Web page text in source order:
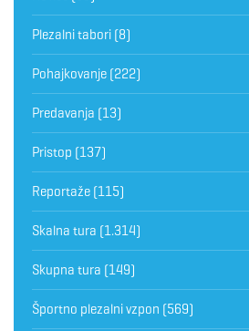
Plezalni tabori (8)
Pohajkovanje (222)
Predavanja (13)
Pristop (137)
Reportaže (115)
Skalna tura (1.314)
Skupna tura (149)
Športno plezalni vzpon (569)